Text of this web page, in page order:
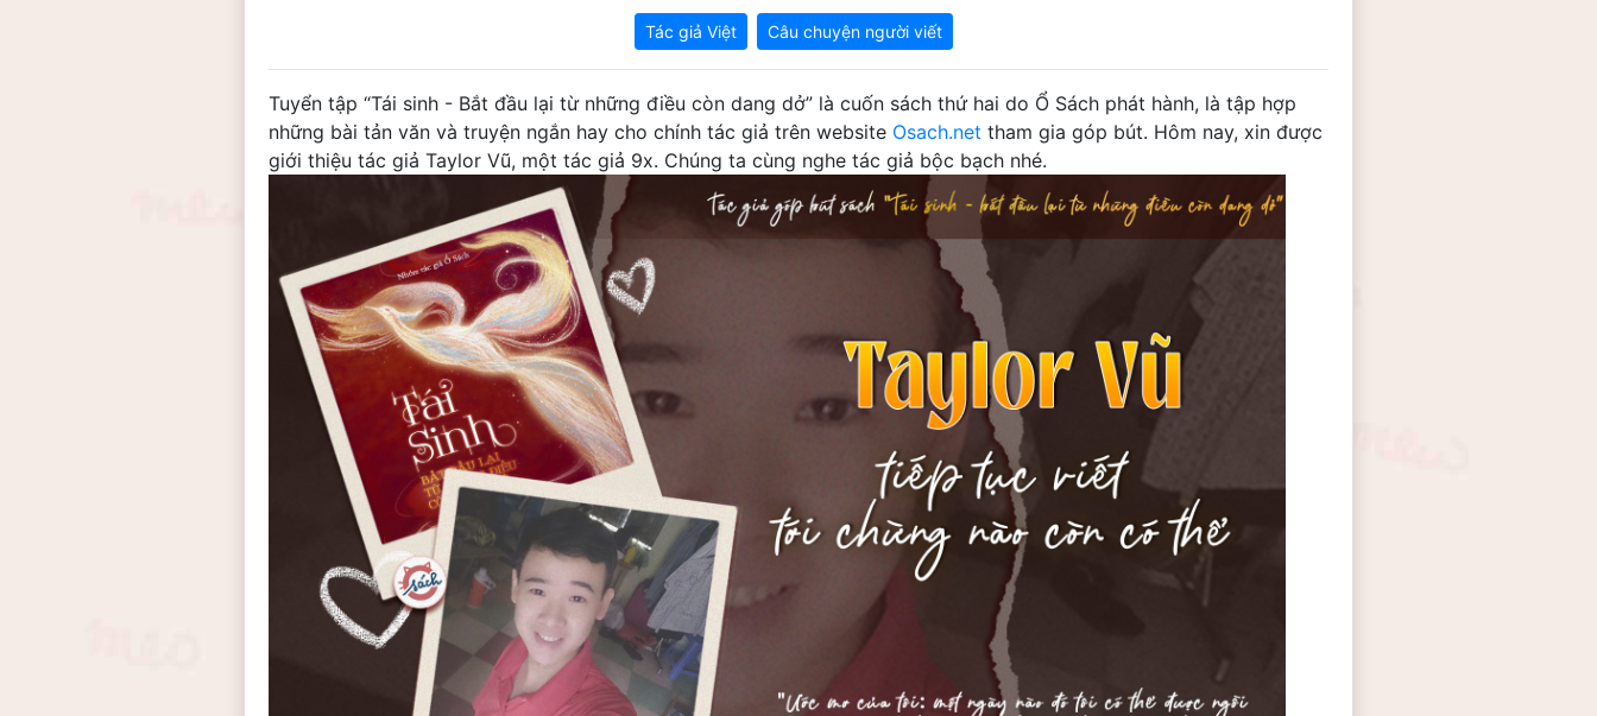
Tác giả Việt Câu chuyện người viết
Tuyển tập “Tái sinh - Bắt đầu lại từ những điều còn dang dở” là cuốn sách thứ hai do Ổ Sách phát hành, là tập hợp
những bài tản văn và truyện ngắn hay cho chính tác giả trên website Osach.net tham gia góp bút. Hôm nay, xin được
giới thiệu tác giả Taylor Vũ, một tác giả 9x. Chúng ta cùng nghe tác giả bộc bạch nhé.